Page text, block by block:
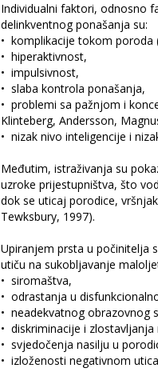
Individualni faktori, odnosno
delinkventnog ponašanja su:
• komplikacije tokom poroda
• hiperaktivnost,
• impulsivnost,
• slaba kontrola ponašanja,
• problemi sa pažnjom i
Klinteberg, Andersson,
• nizak nivo inteligencije i
Međutim, istraživanja su
uzroke prijestupništva, što
dok se uticaj porodice,
Tewksbury, 1997).
Upiranjem prsta u počinitelja
utiču na sukobljavanje
• siromaštva,
• odrastanja u
• neadekvatnog obrazovnog
• diskriminacije i
• svjedočenja nasilju u
• izloženosti negativnom